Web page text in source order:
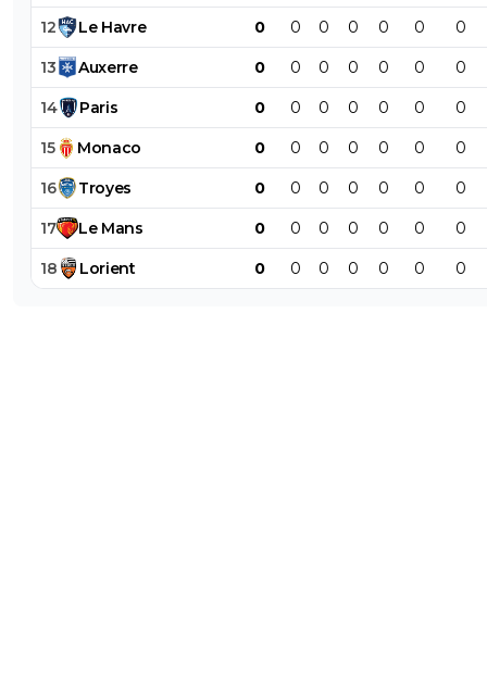
12 Le Havre 0 0 0 0 0 0 0
13 Auxerre 0 0 0 0 0 0 0
14 Paris 0 0 0 0 0 0 0
15 Monaco 0 0 0 0 0 0 0
16 Troyes 0 0 0 0 0 0 0
17 Le Mans 0 0 0 0 0 0 0
18 Lorient 0 0 0 0 0 0 0